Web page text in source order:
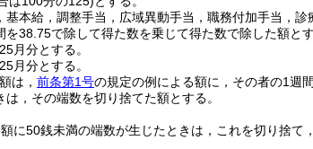
本給，調整手当，広域異動手当，職務付加手当，
38.75で除して得た数を乗じて得た数で除した額とす
月分とする。
月分とする。
は， 前条第1号の規定の例による額に，その者の1週
，その端数を切り捨てた額とする。
に50銭未満の端数が生じたときは，これを切り捨